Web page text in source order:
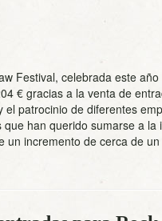
Festival, celebrada este
€ gracias a la venta de
el patrocinio de diferentes
han querido sumarse a la
un incremento de cerca de